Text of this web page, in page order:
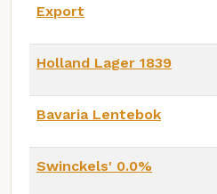
Export
Holland Lager 1839
Bavaria Lentebok
Swinckels' 0.0%